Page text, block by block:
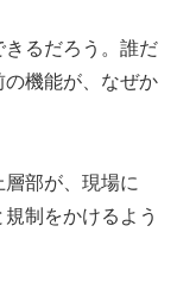
るだろう。誰だ
の機能が、なぜか
部が、現場に
規制をかけるよう